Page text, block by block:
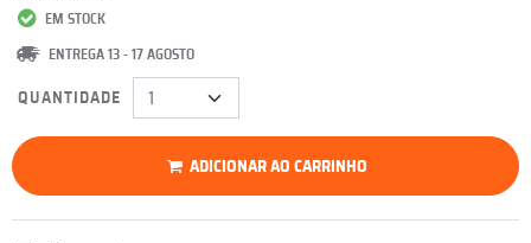
EM STOCK
ENTREGA 13 - 17 AGOSTO
QUANTIDADE
ADICIONAR AO CARRINHO